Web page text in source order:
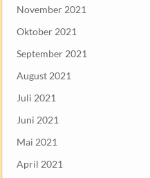
November 2021
Oktober 2021
September 2021
August 2021
Juli 2021
Juni 2021
Mai 2021
April 2021